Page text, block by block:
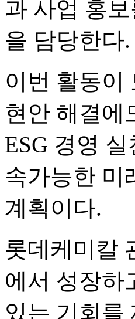
과 사업 홍
을 담당한다.
이번 활동이
현안 해결에
ESG 경영
속가능한 미
계획이다.
롯데케미칼
에서 성장하
있는 기회를